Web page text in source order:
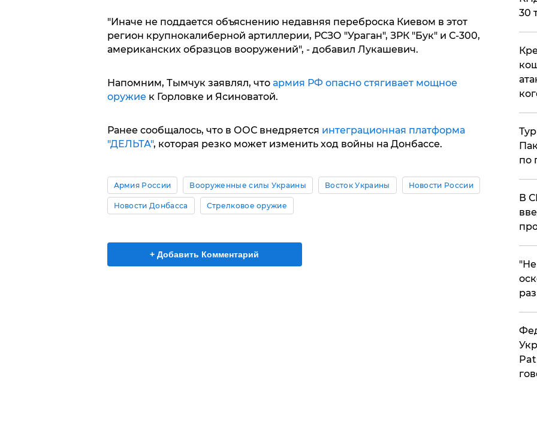
"Иначе не поддается объяснению недавняя переброска Киевом в этот
регион крупнокалиберной артиллерии, РСЗО "Ураган", ЗРК "Бук" и С-300,
американских образцов вооружений", - добавил Лукашевич.
Напомним, Тымчук заявлял, чтоармия РФ опасно стягивает мощное
оружиек Горловке и Ясиноватой.
Ранее сообщалось, что в ООС внедряется интеграционная платформа
"ДЕЛЬТА", которая резко может изменить ход войны на Донбассе.
Армия России Вооруженные силы Украины Восток Украины Новости России
Новости Донбасса Стрелковое оружие
+ Добавить Комментарий
30
по
В